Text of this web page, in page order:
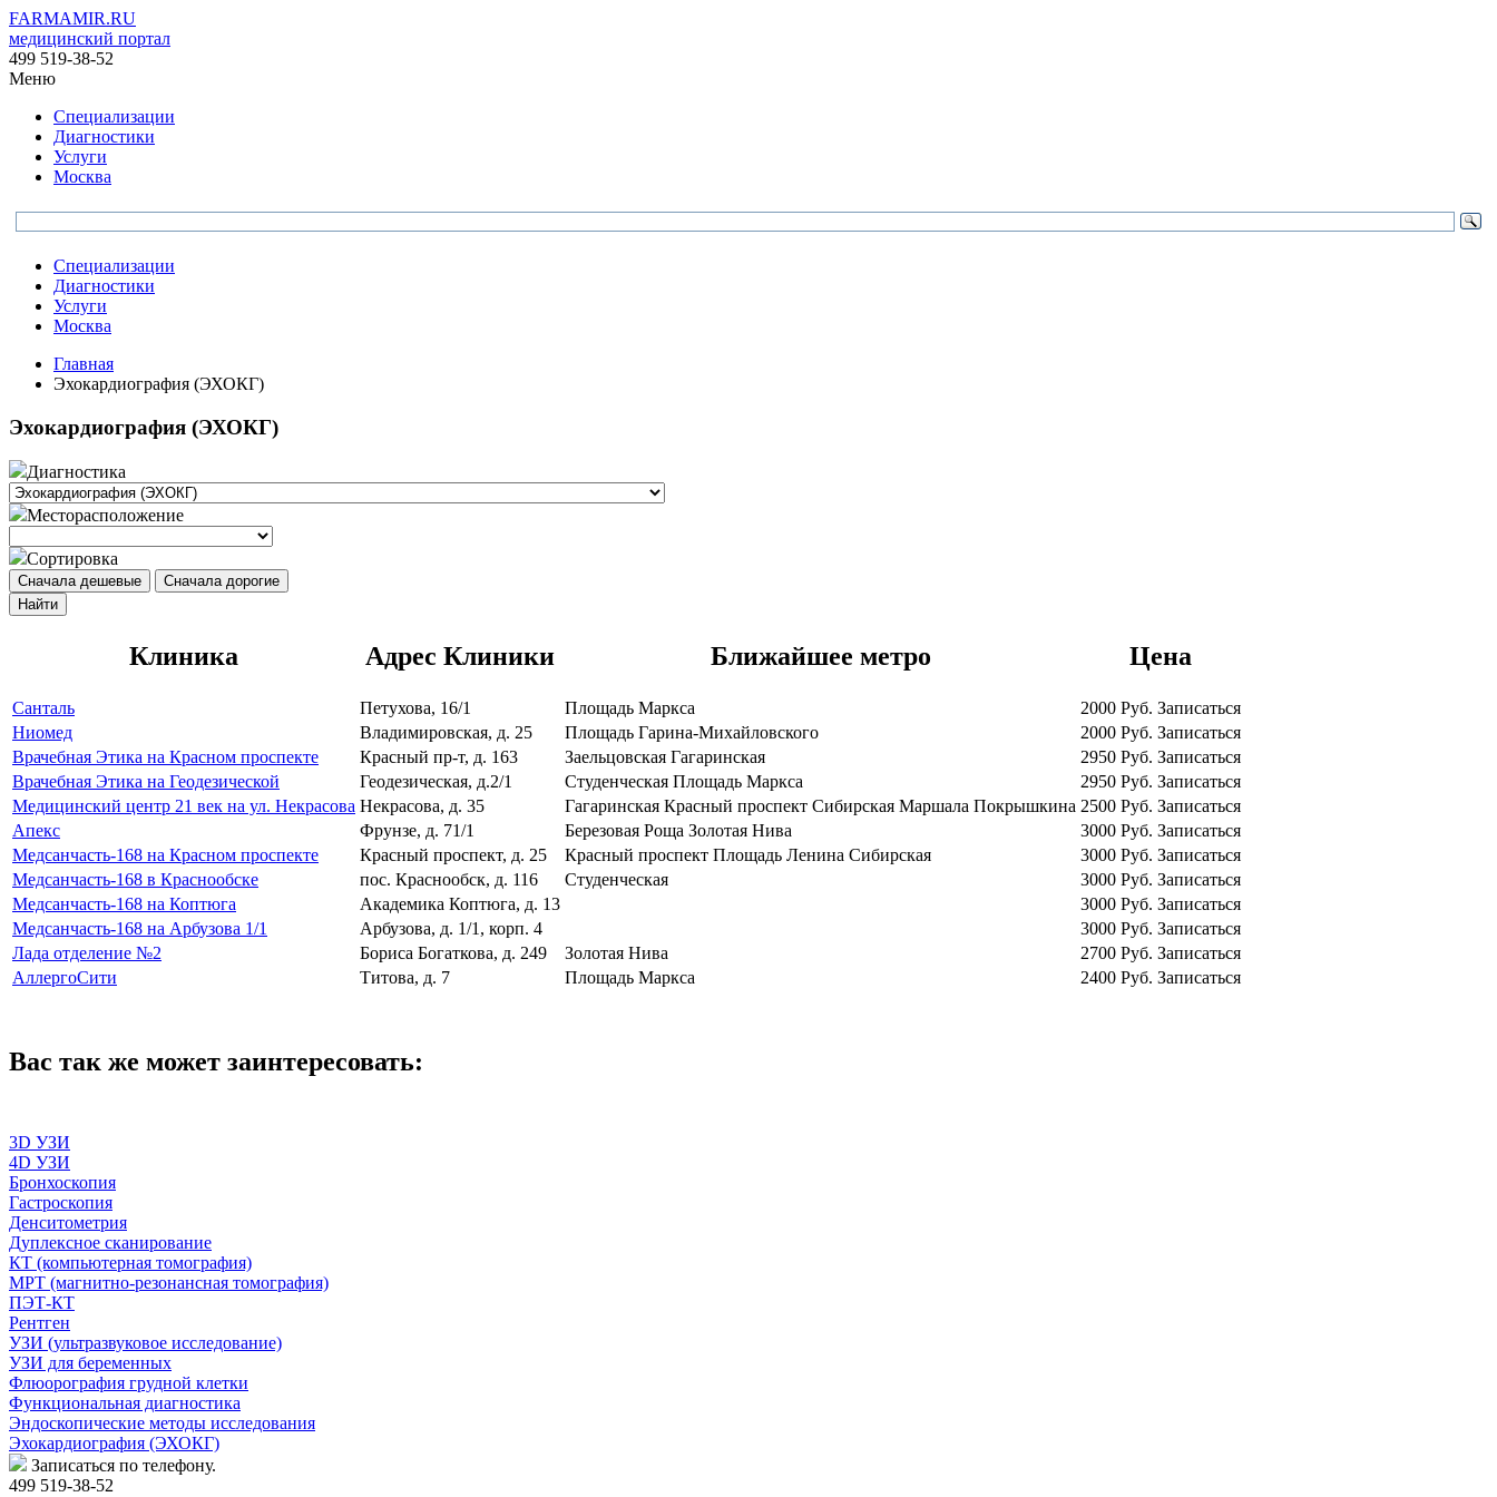
FARMAMIR.RU
медицинский портал
499 519-38-52
Меню
Специализации
Диагностики
Услуги
Москва
Специализации
Диагностики
Услуги
Москва
Главная
Эхокардиография (ЭХОКГ)
Эхокардиография (ЭХОКГ)
Диагностика
Месторасположение
Сортировка
Сначала дешевые
Сначала дорогие
Найти
Клиника Адрес Клиники Ближайшее метро Цена
Санталь Петухова, 16/1 Площадь Маркса 2000 Руб. Записаться
Ниомед
Владимировская, д. 25 Площадь Гарина-Михайловского 2000 Руб. Записаться
Врачебная Этика на Красном проспекте
Красный пр-т, д. 163 Заельцовская Гагаринская 2950 Руб. Записаться
Врачебная Этика на Геодезической
Геодезическая, д.2/1 Студенческая Площадь Маркса 2950 Руб. Записаться
Медицинский центр 21 век на ул. Некрасова Некрасова, д. 35 Гагаринская Красный проспект Сибирская Маршала Покрышкина 2500 Руб. Записаться
Апекс
Фрунзе, д. 71/1 Березовая Роща Золотая Нива 3000 Руб. Записаться
Медсанчасть-168 на Красном проспекте
Красный проспект, д. 25 Красный проспект Площадь Ленина Сибирская 3000 Руб. Записаться
Медсанчасть-168 в Краснообске
пос. Краснообск, д. 116 Студенческая 3000 Руб. Записаться
Медсанчасть-168 на Коптюга
Академика Коптюга, д. 13 3000 Руб. Записаться
Медсанчасть-168 на Арбузова 1/1
Арбузова, д. 1/1, корп. 4 3000 Руб. Записаться
Лада отделение №2
Бориса Богаткова, д. 249 Золотая Нива 2700 Руб. Записаться
АллергоСити
Титова, д. 7 Площадь Маркса 2400 Руб. Записаться
Вас так же может заинтересовать:
3D УЗИ
4D УЗИ
Бронхоскопия
Гастроскопия
Денситометрия
Дуплексное сканирование
КТ (компьютерная томография)
МРТ (магнитно-резонансная томография)
ПЭТ-КТ
Рентген
УЗИ (ультразвуковое исследование)
УЗИ для беременных
Флюорография грудной клетки
Функциональная диагностика
Эндоскопические методы исследования
Эхокардиография (ЭХОКГ)
Записаться по телефону.
499 519-38-52